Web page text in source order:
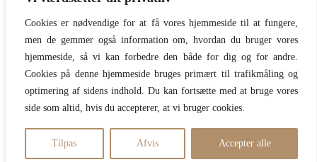
Cookies er nødvendige for at få vores hjemmeside til at fungere,
men de gemmer også information om, hvordan du bruger vores
hjemmeside, så vi kan forbedre den både for dig og for andre.
Cookies på denne hjemmeside bruges primært til trafikmåling og
optimering af sidens indhold. Du kan fortsætte med at bruge vores
side som altid, hvis du accepterer, at vi bruger cookies.
Tilpas Afvis Accepter alle
TILMELD
Tak for din tilmelding - du er nu på
listen! Tilføj gerne
hello@beautyspace.dk til dine
kontakter, så du er sikker på at
mails ikke går i spam.